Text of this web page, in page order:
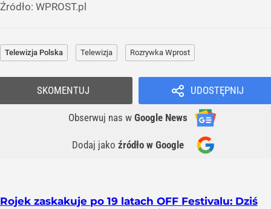
Źródło: WPROST.pl
Telewizja Polska Telewizja Rozrywka Wprost
UDOSTĘPNIJ
Obserwuj nas w Google News
Dodaj jako źródło w Google
SKOMENTUJ
Rojek zaskakuje po 19 latach OFF Festivalu: Dziś